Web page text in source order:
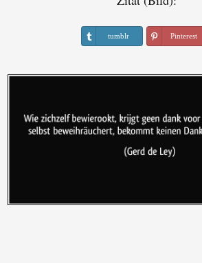
tumblr Pinterest